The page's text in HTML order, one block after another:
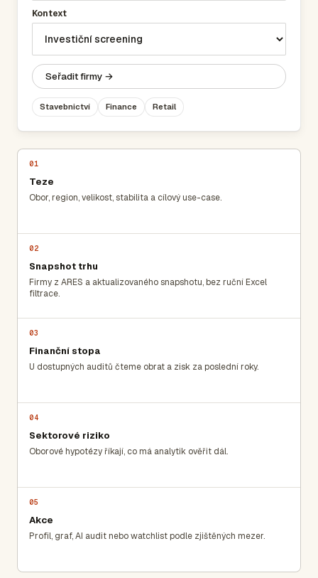
Kontext
Seřadit firmy →
Stavebnictví Finance Retail
01
Teze
Obor, region, velikost, stabilita a cílový use-case.
02
Snapshot trhu
Firmy z ARES a aktualizovaného snapshotu, bez ruční Excel
filtrace.
03
Finanční stopa
U dostupných auditů čteme obrat a zisk za poslední roky.
04
Sektorové riziko
Oborové hypotézy říkají, co má analytik ověřit dál.
05
Akce
Profil, graf, AI audit nebo watchlist podle zjištěných mezer.